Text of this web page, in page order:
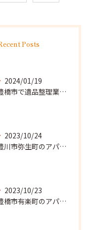
Posts
2024/01/19
豊橋市で遺品整理業者をお探しなら｜心を込めたサービスを
2023/10/24
豊川市弥生町のアパート改装に向かいました。
2023/10/23
豊橋市有楽町のアパートに遺品整理に向かいました。